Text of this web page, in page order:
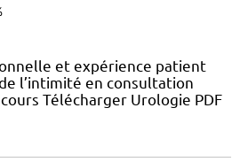
et expérience patient
l’intimité en consultation
Télécharger Urologie PDF